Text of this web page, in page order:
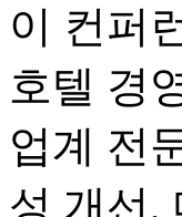
이 컨퍼
호텔 경
업계 전
성 개선,